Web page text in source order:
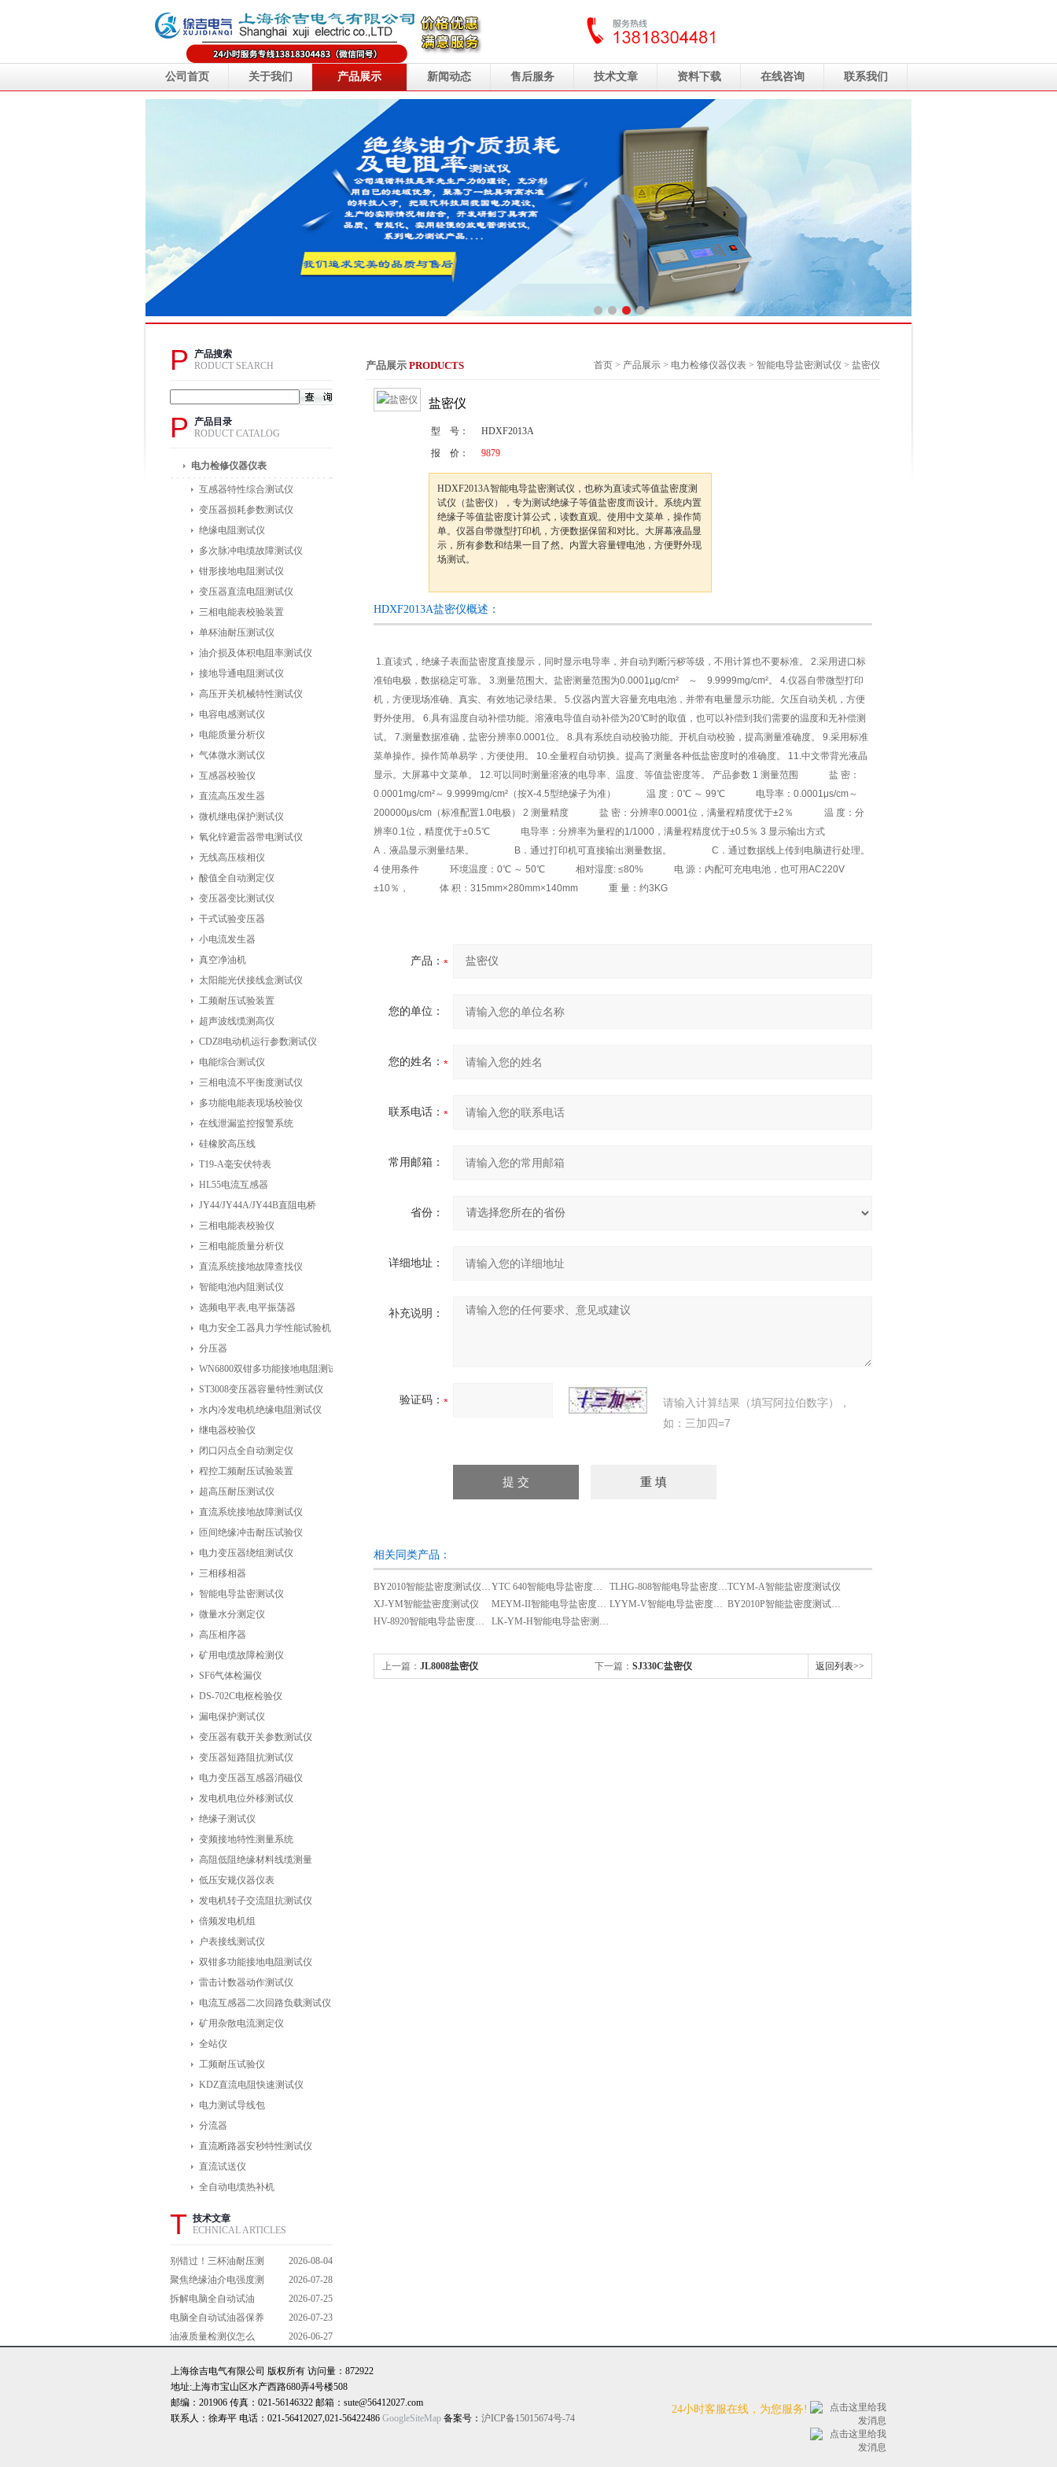
公司首页 关于我们 产品展示 新闻动态 售后服务 技术文章 资料下载 在线咨询 联系我们
P
产品搜索
RODUCT SEARCH
P
产品目录
RODUCT CATALOG
电力检修仪器仪表
互感器特性综合测试仪
变压器损耗参数测试仪
绝缘电阻测试仪
多次脉冲电缆故障测试仪
钳形接地电阻测试仪
变压器直流电阻测试仪
三相电能表校验装置
单杯油耐压测试仪
油介损及体积电阻率测试仪
接地导通电阻测试仪
高压开关机械特性测试仪
电容电感测试仪
电能质量分析仪
气体微水测试仪
互感器校验仪
直流高压发生器
微机继电保护测试仪
氧化锌避雷器带电测试仪
无线高压核相仪
酸值全自动测定仪
变压器变比测试仪
干式试验变压器
小电流发生器
真空净油机
太阳能光伏接线盒测试仪
工频耐压试验装置
超声波线缆测高仪
CDZ8电动机运行参数测试仪
电能综合测试仪
三相电流不平衡度测试仪
多功能电能表现场校验仪
在线泄漏监控报警系统
硅橡胶高压线
T19-A毫安伏特表
HL55电流互感器
JY44/JY44A/JY44B直阻电桥
三相电能表校验仪
三相电能质量分析仪
直流系统接地故障查找仪
智能电池内阻测试仪
选频电平表,电平振荡器
电力安全工器具力学性能试验机
分压器
WN6800双钳多功能接地电阻测试仪
ST3008变压器容量特性测试仪
水内冷发电机绝缘电阻测试仪
继电器校验仪
闭口闪点全自动测定仪
程控工频耐压试验装置
超高压耐压测试仪
直流系统接地故障测试仪
匝间绝缘冲击耐压试验仪
电力变压器绕组测试仪
三相移相器
智能电导盐密测试仪
微量水分测定仪
高压相序器
矿用电缆故障检测仪
SF6气体检漏仪
DS-702C电枢检验仪
漏电保护测试仪
变压器有载开关参数测试仪
变压器短路阻抗测试仪
电力变压器互感器消磁仪
发电机电位外移测试仪
绝缘子测试仪
变频接地特性测量系统
高阻低阻绝缘材料线缆测量
低压安规仪器仪表
发电机转子交流阻抗测试仪
倍频发电机组
户表接线测试仪
双钳多功能接地电阻测试仪
雷击计数器动作测试仪
电流互感器二次回路负载测试仪
矿用杂散电流测定仪
全站仪
工频耐压试验仪
KDZ直流电阻快速测试仪
电力测试导线包
分流器
直流断路器安秒特性测试仪
直流试送仪
全自动电缆热补机
T 技术文章
ECHNICAL ARTICLES
别错过！三杯油耐压测
试仪操作流程全解析，
一步到位不踩坑
2026-08-04
聚焦绝缘油介电强度测
试仪：那些决定检测效
能的关键特点
2026-07-28
拆解电脑全自动试油
器：核心组成部件，藏
着哪些硬核运行逻辑？
2026-07-25
电脑全自动试油器保养
全攻略：轻松延长设备
2026-07-23
油液质量检测仪怎么
流程，新手也能轻松上
手
2026-06-27
产品展示 PRODUCTS 首页 > 产品展示 > 电力检修仪器仪表 > 智能电导盐密测试仪 > 盐密仪
盐密仪
型 号：
HDXF2013A
报 价：
9879
HDXF2013A智能电导盐密测试仪，也称为直读式等值盐密度测
试仪（盐密仪），专为测试绝缘子等值盐密度而设计。系统内置
绝缘子等值盐密度计算公式，读数直观。使用中文菜单，操作简
单。仪器自带微型打印机，方便数据保留和对比。大屏幕液晶显
示，所有参数和结果一目了然。内置大容量锂电池，方便野外现
场测试。
HDXF2013A盐密仪概述：
1.直读式，绝缘子表面盐密度直接显示，同时显示电导率，并自动判断污秽等级，不用计算也不要标准。 2.采用进口标
准铂电极，数据稳定可靠。 3.测量范围大。盐密测量范围为0.0001µg/cm² ～ 9.9999mg/cm²。 4.仪器自带微型打印
机，方便现场准确、真实、有效地记录结果。 5.仪器内置大容量充电电池，并带有电量显示功能。欠压自动关机，方便
野外使用。 6.具有温度自动补偿功能。溶液电导值自动补偿为20℃时的取值，也可以补偿到我们需要的温度和无补偿测
试。 7.测量数据准确，盐密分辨率0.0001位。 8.具有系统自动校验功能。开机自动校验，提高测量准确度。 9.采用标准
菜单操作。操作简单易学，方便使用。 10.全量程自动切换。提高了测量各种低盐密度时的准确度。 11.中文带背光液晶
显示。大屏幕中文菜单。 12.可以同时测量溶液的电导率、温度、等值盐密度等。 产品参数 1 测量范围 盐 密：
0.0001mg/cm²～ 9.9999mg/cm²（按X-4.5型绝缘子为准） 温 度：0℃ ～ 99℃ 电导率：0.0001μs/cm～
200000μs/cm（标准配置1.0电极） 2 测量精度 盐 密：分辨率0.0001位，满量程精度优于±2％ 温 度：分
辨率0.1位，精度优于±0.5℃ 电导率：分辨率为量程的1/1000，满量程精度优于±0.5％ 3 显示输出方式
A．液晶显示测量结果。 B．通过打印机可直接输出测量数据。 C．通过数据线上传到电脑进行处理。
4 使用条件 环境温度：0℃ ～ 50℃ 相对湿度: ≤80% 电 源：内配可充电电池，也可用AC220V
±10％， 体 积：315mm×280mm×140mm 重 量：约3KG
产品：
您的单位：
您的姓名：
联系电话：
常用邮箱：
省份：
详细地址：
补充说明：
验证码：
请输入计算结果（填写阿拉伯数字），
如：三加四=7
相关同类产品：
BY2010智能盐密度测试仪（新型） YTC 640智能电导盐密度测试仪 TLHG-808智能电导盐密度测试仪TCYM-A智能盐密度测试仪
XJ-YM智能盐密度测试仪
MEYM-II智能电导盐密度测试仪 LYYM-V智能电导盐密度测试仪
BY2010P智能盐密度测试仪（带打印）
HV-8920智能电导盐密度测试仪
LK-YM-H智能电导盐密测试仪
上一篇： JL8008盐密仪 下一篇： SJ330C盐密仪 返回列表>>
上海徐吉电气有限公司 版权所有 访问量：872922
地址:上海市宝山区水产西路680弄4号楼508
邮编：201906 传真：021-56146322 邮箱：sute@56412027.com
联系人：徐寿平 电话：021-56412027,021-56422486 GoogleSiteMap 备案号： 沪ICP备15015674号-74
24小时客服在线，为您服务!